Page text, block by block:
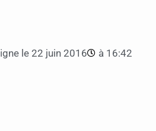
le22 juin 2016 à 16:42